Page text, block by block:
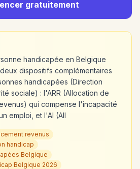
gratuitement
handicapée en Belgique
dispositifs complémentaires
handicapées (Direction
sociale) : l'ARR (Allocation de
qui compense l'incapacité
emploi, et l'AI (All
revenus
handicap
Belgique
Belgique 2026